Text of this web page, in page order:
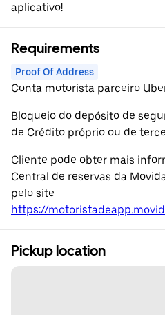
aplicativo!
Requirements
Proof Of Address
Conta motorista parceiro
Bloqueio do depósito de
de Crédito próprio ou de
Cliente pode obter mais
Central de reservas da
pelo site
https://
Pickup location